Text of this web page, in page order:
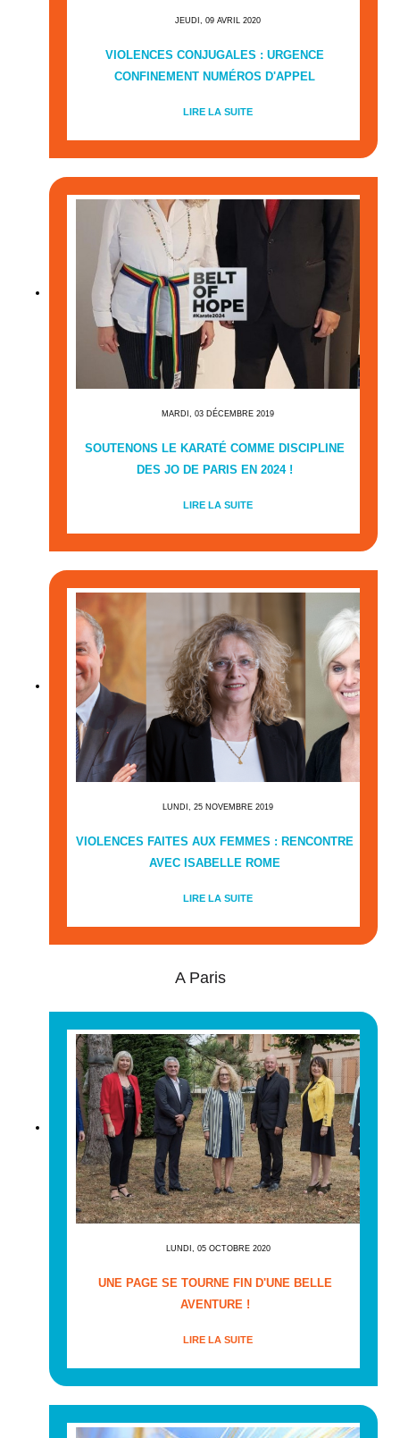
JEUDI, 09 AVRIL 2020
VIOLENCES CONJUGALES : URGENCE
CONFINEMENT NUMÉROS D'APPEL
LIRE LA SUITE
MARDI, 03 DÉCEMBRE 2019
SOUTENONS LE KARATÉ COMME DISCIPLINE
DES JO DE PARIS EN 2024 !
LIRE LA SUITE
LUNDI, 25 NOVEMBRE 2019
VIOLENCES FAITES AUX FEMMES : RENCONTRE
AVEC ISABELLE ROME
LIRE LA SUITE
A Paris
LUNDI, 05 OCTOBRE 2020
UNE PAGE SE TOURNE FIN D'UNE BELLE
AVENTURE !
LIRE LA SUITE